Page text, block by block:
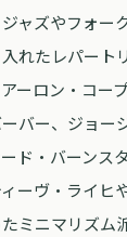
ャズやフォー
れたレパート
ーロン・コー
バー、ジョー
ド・バーンス
ーヴ・ライヒ
ミニマリズム